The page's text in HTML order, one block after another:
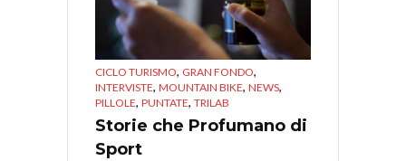
CICLO TURISMO, GRAN FONDO,
INTERVISTE, MOUNTAIN BIKE, NEWS,
PILLOLE, PUNTATE, TRILAB
Storie che Profumano di
Sport